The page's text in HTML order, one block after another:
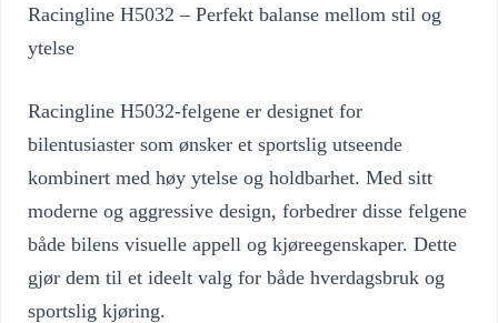
Racingline H5032 – Perfekt balanse mellom stil og
ytelse
Racingline H5032-felgene er designet for
bilentusiaster som ønsker et sportslig utseende
kombinert med høy ytelse og holdbarhet. Med sitt
moderne og aggressive design, forbedrer disse felgene
både bilens visuelle appell og kjøreegenskaper. Dette
gjør dem til et ideelt valg for både hverdagsbruk og
sportslig kjøring.